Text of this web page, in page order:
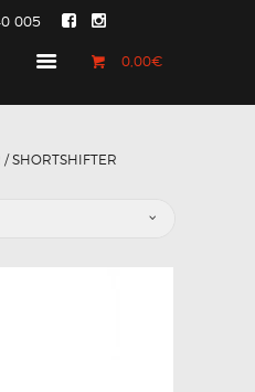
005
0,00€
1
&
/ SHORTSHIFTER